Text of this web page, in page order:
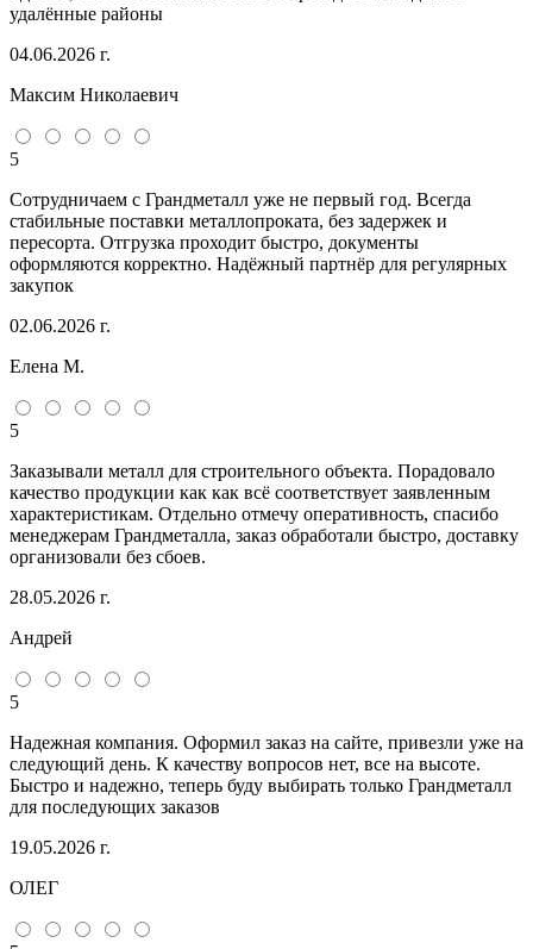
удалённые районы
04.06.2026 г.
Максим Николаевич
5
Сотрудничаем с Грандметалл уже не первый год. Всегда
стабильные поставки металлопроката, без задержек и
пересорта. Отгрузка проходит быстро, документы
оформляются корректно. Надёжный партнёр для регулярных
закупок
02.06.2026 г.
Елена М.
5
Заказывали металл для строительного объекта. Порадовало
качество продукции как как всё соответствует заявленным
характеристикам. Отдельно отмечу оперативность, спасибо
менеджерам Грандметалла, заказ обработали быстро, доставку
организовали без сбоев.
28.05.2026 г.
Андрей
5
Надежная компания. Оформил заказ на сайте, привезли уже на
следующий день. К качеству вопросов нет, все на высоте.
Быстро и надежно, теперь буду выбирать только Грандметалл
для последующих заказов
19.05.2026 г.
ОЛЕГ